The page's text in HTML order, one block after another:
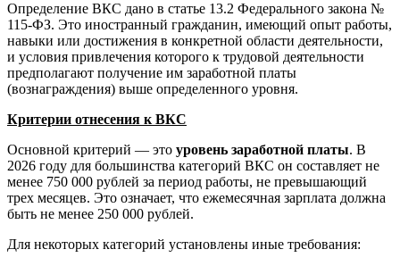
Определение ВКС дано в статье 13.2 Федерального закона №
115-ФЗ. Это иностранный гражданин, имеющий опыт работы,
навыки или достижения в конкретной области деятельности,
и условия привлечения которого к трудовой деятельности
предполагают получение им заработной платы
(вознаграждения) выше определенного уровня.
Критерии отнесения к ВКС
Основной критерий — это уровень заработной платы. В
2026 году для большинства категорий ВКС он составляет не
менее 750 000 рублей за период работы, не превышающий
трех месяцев. Это означает, что ежемесячная зарплата должна
быть не менее 250 000 рублей.
Для некоторых категорий установлены иные требования: